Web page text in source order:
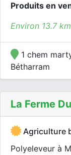
Produits en
Environ 13.7
1 chem
Bétharram
La Ferme
Agriculture
Polyeleveur à